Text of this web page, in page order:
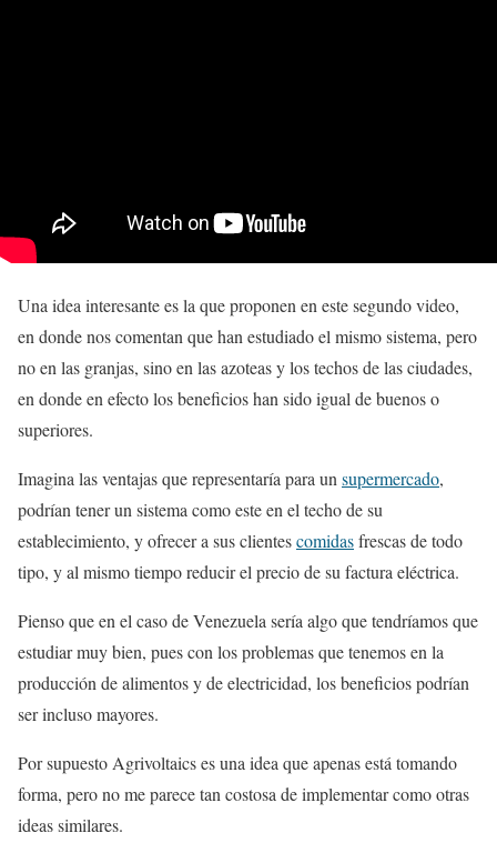
Una idea interesante es la que proponen en este segundo video,
en donde nos comentan que han estudiado el mismo sistema, pero
no en las granjas, sino en las azoteas y los techos de las ciudades,
en donde en efecto los beneficios han sido igual de buenos o
superiores.
Imagina las ventajas que representaría para un supermercado,
podrían tener un sistema como este en el techo de su
establecimiento, y ofrecer a sus clientescomidasfrescas de todo
tipo, y al mismo tiempo reducir el precio de su factura eléctrica.
Pienso que en el caso de Venezuela sería algo que tendríamos que
estudiar muy bien, pues con los problemas que tenemos en la
producción de alimentos y de electricidad, los beneficios podrían
ser incluso mayores.
Por supuesto Agrivoltaics es una idea que apenas está tomando
forma, pero no me parece tan costosa de implementar como otras
ideas similares.